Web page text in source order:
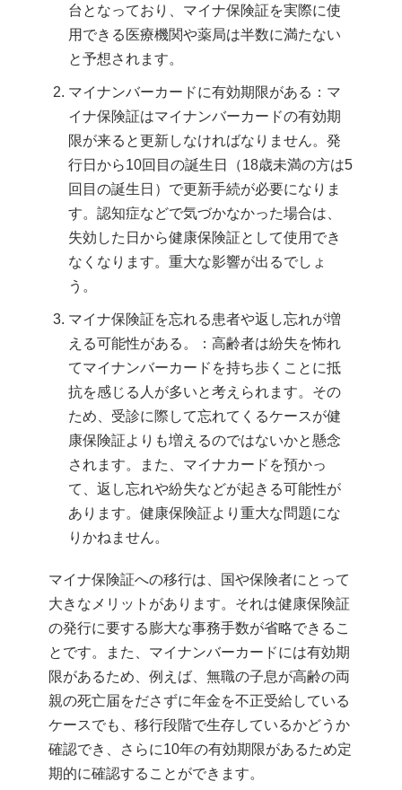
台となっており、マイナ保険証を実際に使
用できる医療機関や薬局は半数に満たない
と予想されます。
マイナンバーカードに有効期限がある：マ
イナ保険証はマイナンバーカードの有効期
限が来ると更新しなければなりません。発
行日から10回目の誕生日（18歳未満の方は5
回目の誕生日）で更新手続が必要になりま
す。認知症などで気づかなかった場合は、
失効した日から健康保険証として使用でき
なくなります。重大な影響が出るでしょ
う。
マイナ保険証を忘れる患者や返し忘れが増
える可能性がある。：高齢者は紛失を怖れ
てマイナンバーカードを持ち歩くことに抵
抗を感じる人が多いと考えられます。その
ため、受診に際して忘れてくるケースが健
康保険証よりも増えるのではないかと懸念
されます。また、マイナカードを預かっ
て、返し忘れや紛失などが起きる可能性が
あります。健康保険証より重大な問題にな
りかねません。
マイナ保険証への移行は、国や保険者にとって
大きなメリットがあります。それは健康保険証
の発行に要する膨大な事務手数が省略できるこ
とです。また、マイナンバーカードには有効期
限があるため、例えば、無職の子息が高齢の両
親の死亡届をださずに年金を不正受給している
ケースでも、移行段階で生存しているかどうか
確認でき、さらに10年の有効期限があるため定
期的に確認することができます。